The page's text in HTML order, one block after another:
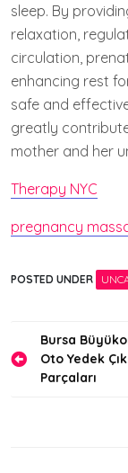
sleep. By
relaxation,
circulation,
enhancing rest
safe and
greatly
mother and her
Therapy NYC
pregnancy
POSTED UNDER
Yazı
gezinmesi
Bursa
Oto Yedek
Parçaları